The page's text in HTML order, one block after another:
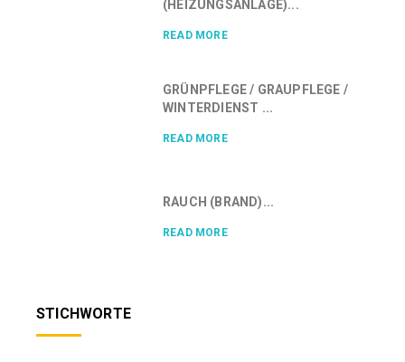
(HEIZUNGSANLAGE)...
READ MORE
GRÜNPFLEGE / GRAUPFLEGE /
WINTERDIENST ...
READ MORE
RAUCH (BRAND)...
READ MORE
STICHWORTE